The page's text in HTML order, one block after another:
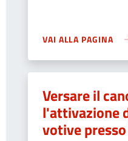
VAI ALLA PAGINA
Versare il
l'attivazione
votive